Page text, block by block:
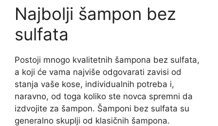
Najbolji šampon bez
sulfata
Postoji mnogo kvalitetnih šampona bez sulfata,
a koji će vama najviše odgovarati zavisi od
stanja vaše kose, individualnih potreba i,
naravno, od toga koliko ste novca spremni da
izdvojite za šampon. Šamponi bez sulfata su
generalno skuplji od klasičnih šampona.